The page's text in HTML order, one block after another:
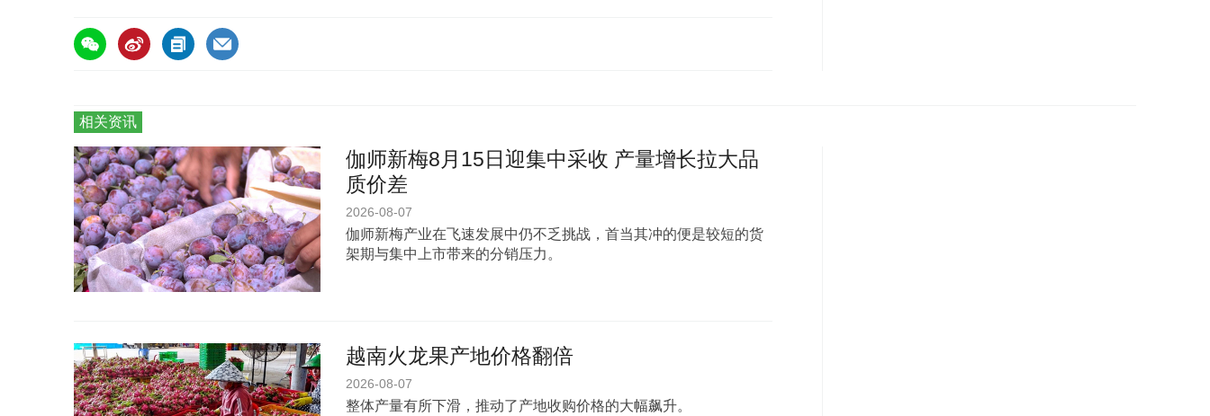
相关资讯
伽师新梅8月15日迎集中采收 产量增长拉大品
质价差
2026-08-07
伽师新梅产业在飞速发展中仍不乏挑战，首当其冲的便是较短的货
架期与集中上市带来的分销压力。
越南火龙果产地价格翻倍
2026-08-07
整体产量有所下滑，推动了产地收购价格的大幅飙升。